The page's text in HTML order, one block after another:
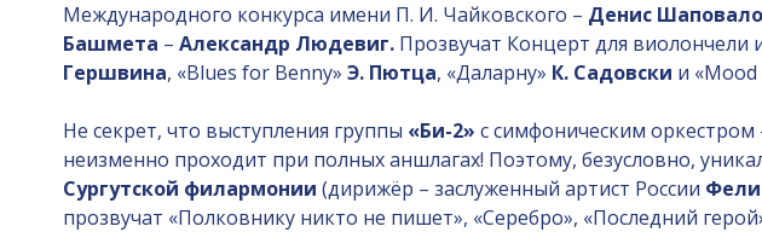
Международного конкурса имени П. И. Чайковского – Денис
Башмета – Александр Людевиг. Прозвучат Концерт для виолончели
Гершвина, «Blues for Benny» Э. Пютца, «Даларну» К. Садовски и
Не секрет, что выступления группы «Би-2» с симфоническим
неизменно проходит при полных аншлагах! Поэтому, безусловно,
Сургутской филармонии (дирижёр – заслуженный артист России
прозвучат «Полковнику никто не пишет», «Серебро», «Последний